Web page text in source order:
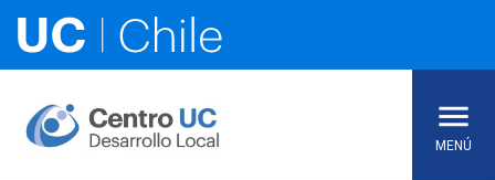
content
MENÚ